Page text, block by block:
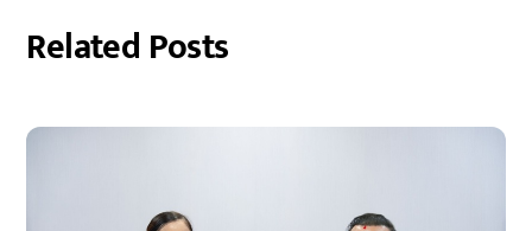
Related Posts